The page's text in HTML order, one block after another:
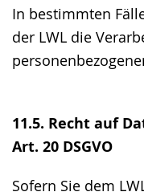
In bestimmten
der LWL die
11.5. Recht auf
Art. 20 DSGVO
Sofern Sie dem